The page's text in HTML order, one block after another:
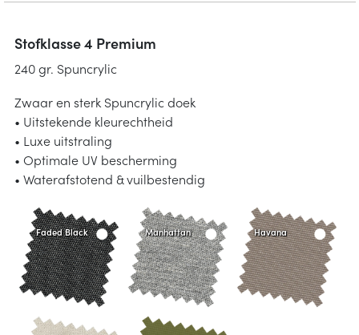
Stofklasse 4 Premium
240 gr. Spuncrylic
Zwaar en sterk Spuncrylic doek
• Uitstekende kleurechtheid
• Luxe uitstraling
• Optimale UV bescherming
• Waterafstotend & vuilbestendig
Faded Black Manhattan Havana